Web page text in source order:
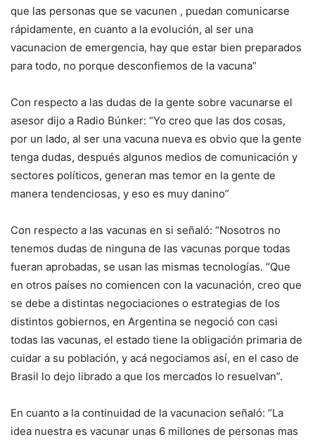
que las personas que se vacunen , puedan comunicarse
rápidamente, en cuanto a la evolución, al ser una
vacunacion de emergencia, hay que estar bien preparados
para todo, no porque desconfiemos de la vacuna”
Con respecto a las dudas de la gente sobre vacunarse el
asesor dijo a Radio Búnker: “Yo creo que las dos cosas,
por un lado, al ser una vacuna nueva es obvio que la gente
tenga dudas, después algunos medios de comunicación y
sectores políticos, generan mas temor en la gente de
manera tendenciosas, y eso es muy danino”
Con respecto a las vacunas en si señaló: “Nosotros no
tenemos dudas de ninguna de las vacunas porque todas
fueran aprobadas, se usan las mismas tecnologías. “Que
en otros países no comiencen con la vacunación, creo que
se debe a distintas negociaciones o estrategias de los
distintos gobiernos, en Argentina se negoció con casi
todas las vacunas, el estado tiene la obligación primaria de
cuidar a su población, y acá negociamos así, en el caso de
Brasil lo dejo librado a que los mercados lo resuelvan”.
En cuanto a la continuidad de la vacunacion señaló: “La
idea nuestra es vacunar unas 6 millones de personas mas